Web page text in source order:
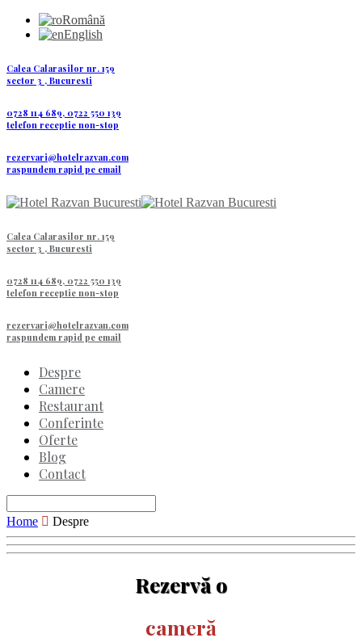
Română
English
Calea Calarasilor nr. 159
sector 3 , Bucuresti
0728 114 689, 0722 550 139
telefon receptie non-stop
rezervari@hotelrazvan.com
raspundem rapid pe email
Calea Calarasilor nr. 159
sector 3 , Bucuresti
0728 114 689, 0722 550 139
telefon receptie non-stop
rezervari@hotelrazvan.com
raspundem rapid pe email
Despre
Camere
Restaurant
Conferinte
Oferte
Blog
Contact
Home Despre
Rezervă o
cameră